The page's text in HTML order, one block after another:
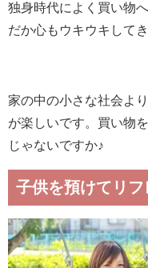
独身時代によく買い物
だか心もウキウキしてき
家の中の小さな社会よ
が楽しいです。買い物
じゃないですか♪
子供を預けてリフ